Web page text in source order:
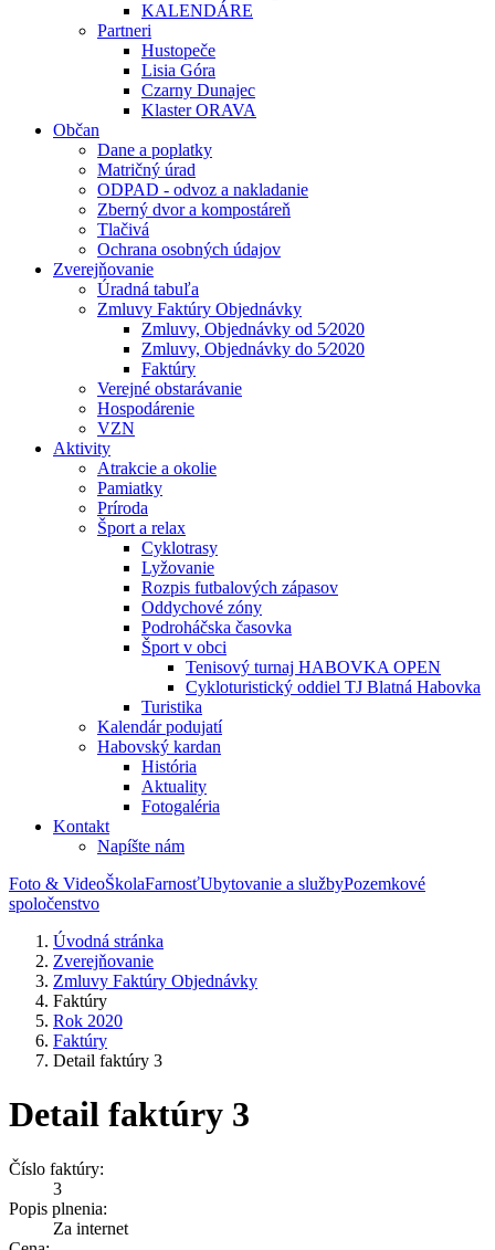
KALENDÁRE
Partneri
Hustopeče
Lisia Góra
Czarny Dunajec
Klaster ORAVA
Občan
Dane a poplatky
Matričný úrad
ODPAD - odvoz a nakladanie
Zberný dvor a kompostáreň
Tlačivá
Ochrana osobných údajov
Zverejňovanie
Úradná tabuľa
Zmluvy Faktúry Objednávky
Zmluvy, Objednávky od 5⁄2020
Zmluvy, Objednávky do 5⁄2020
Faktúry
Verejné obstarávanie
Hospodárenie
VZN
Aktivity
Atrakcie a okolie
Pamiatky
Príroda
Šport a relax
Cyklotrasy
Lyžovanie
Rozpis futbalových zápasov
Oddychové zóny
Podroháčska časovka
Šport v obci
Tenisový turnaj HABOVKA OPEN
Cykloturistický oddiel TJ Blatná Habovka
Turistika
Kalendár podujatí
Habovský kardan
História
Aktuality
Fotogaléria
Kontakt
Napíšte nám
Foto & VideoŠkolaFarnosťUbytovanie a službyPozemkové
spoločenstvo
Úvodná stránka
Zverejňovanie
Zmluvy Faktúry Objednávky
Faktúry
Rok 2020
Faktúry
Detail faktúry 3
Detail faktúry 3
Číslo faktúry:
3
Popis plnenia:
Za internet